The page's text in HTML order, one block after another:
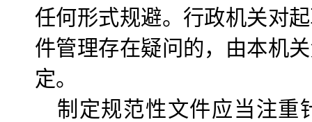
任何形式规避。行政机关对
件管理存在疑问的，由本机
定。
制定规范性文件应当注重